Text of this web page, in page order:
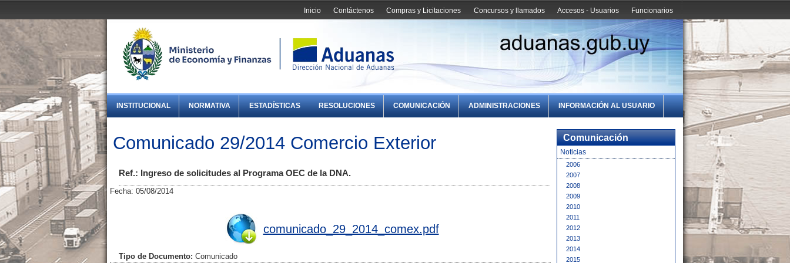
Funcionarios
Accesos - Usuarios
Concursos y llamados
Compras y Licitaciones
Contáctenos
Inicio
INSTITUCIONAL NORMATIVA ESTADÍSTICAS RESOLUCIONES COMUNICACIÓN ADMINISTRACIONES INFORMACIÓN AL USUARIO
Comunicado 29/2014 Comercio Exterior
Ref.: Ingreso de solicitudes al Programa OEC de la DNA.
Fecha: 05/08/2014
comunicado_29_2014_comex.pdf
Tipo de Documento: Comunicado
Comunicación
Noticias
2006
2007
2008
2009
2010
2011
2012
2013
2014
2015